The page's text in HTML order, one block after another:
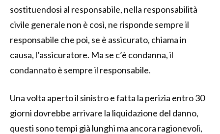
sostituendosi al responsabile, nella responsabilità
civile generale non è così, ne risponde sempre il
responsabile che poi, se è assicurato, chiama in
causa, l’assicuratore. Ma se c’è condanna, il
condannato è sempre il responsabile.
Una volta aperto il sinistro e fatta la perizia entro 30
giorni dovrebbe arrivare la liquidazione del danno,
questi sono tempi già lunghi ma ancora ragionevoli,